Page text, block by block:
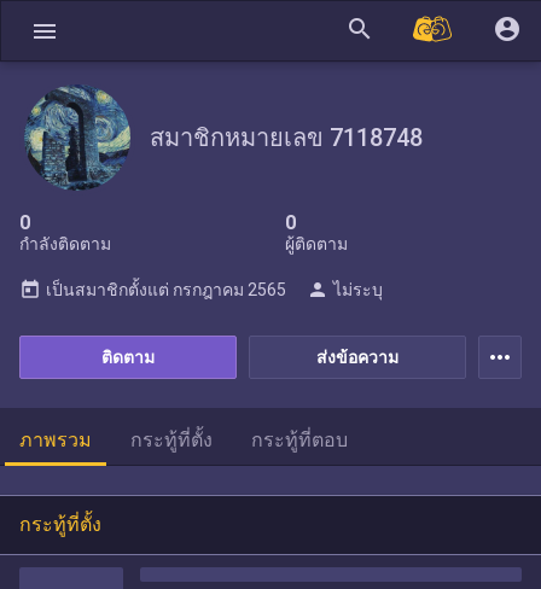
menu search account_circle
สมาชิกหมายเลข 7118748
0
กำลังติดตาม
0
ผู้ติดตาม
ส่งข้อความ
ติดตาม
today เป็นสมาชิกตั้งแต่ กรกฎาคม 2565 person ไม่ระบุ
more_horiz
ภาพรวม กระทู้ที่ตั้ง กระทู้ที่ตอบ
กระทู้ที่ตั้ง